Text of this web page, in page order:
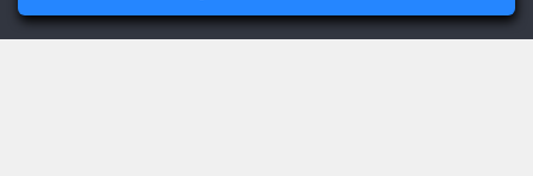
AGBsDatenschutzImpressum